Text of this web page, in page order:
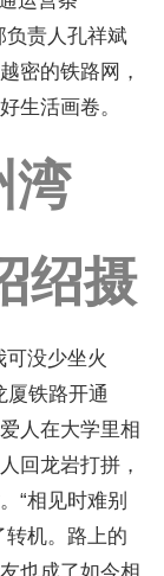
负责人孔祥斌
密的铁路网，
生活画卷。
湾
绍摄
可没少坐火
厦铁路开通
人在大学里相
回龙岩打拼，
“相见时难别
转机。路上的
也成了如今相